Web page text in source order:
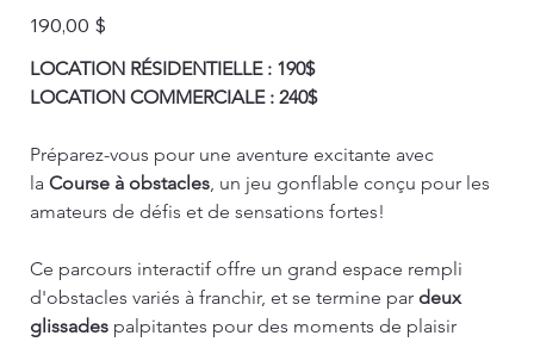
Prix
190,00 $
LOCATION RÉSIDENTIELLE : 190$
LOCATION COMMERCIALE : 240$
Préparez-vous pour une aventure excitante avec
la Course à obstacles, un jeu gonflable conçu pour les
amateurs de défis et de sensations fortes!
Ce parcours interactif offre un grand espace rempli
d'obstacles variés à franchir, et se termine par deux
glissades palpitantes pour des moments de plaisir